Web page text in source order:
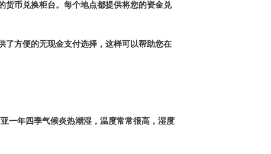
货币兑换柜台。每个地点都提供将您的资金兑
了方便的无现金支付选择，这样可以帮助您在
一年四季气候炎热潮湿，温度常常很高，湿度